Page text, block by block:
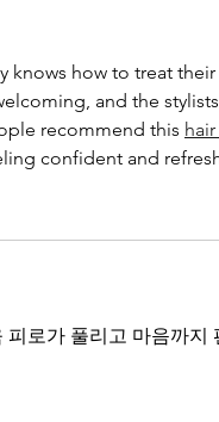
knows how to treat their
and the stylists
recommend this hair
confident and
피로가 풀리고 마음까지